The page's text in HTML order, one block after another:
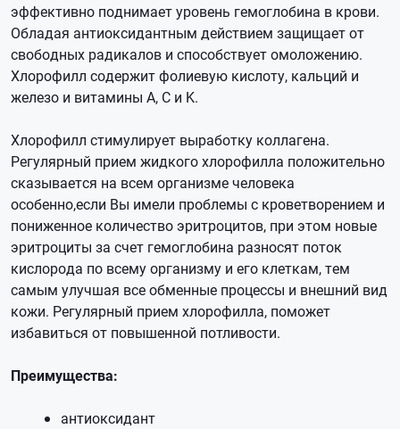
эффективно поднимает уровень гемоглобина в крови.
Обладая антиоксидантным действием защищает от
свободных радикалов и способствует омоложению.
Хлорофилл содержит фолиевую кислоту, кальций и
железо и витамины A, C и K.
Хлорофилл стимулирует выработку коллагена.
Регулярный прием жидкого хлорофилла положительно
сказывается на всем организме человека
особенно,если Вы имели проблемы с кроветворением и
пониженное количество эритроцитов, при этом новые
эритроциты за счет гемоглобина разносят поток
кислорода по всему организму и его клеткам, тем
самым улучшая все обменные процессы и внешний вид
кожи. Регулярный прием хлорофилла, поможет
избавиться от повышенной потливости.
Преимущества:
антиоксидант